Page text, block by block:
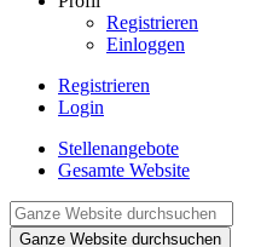
Registrieren
Einloggen
Registrieren
Login
Stellenangebote
Gesamte Website